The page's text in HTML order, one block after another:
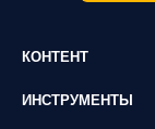
КОНТЕНТ
ИНСТРУМЕНТЫ